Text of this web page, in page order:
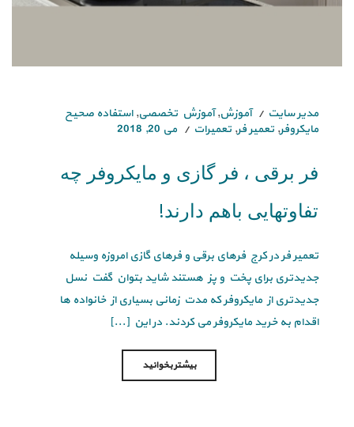
مدیر سایت آموزش,آموزش تخصصی,استفاده صحیح
مایکروفر, تعمیر فر, تعمیرات می 20, 2018
فر برقی ، فر گازی و مایکروفر چه
تفاوتهایی باهم دارند!
تعمیر فر در کرج فرهای برقی و فرهای گازی امروزه وسیله
جدیدتری برای پخت و پز هستند شاید بتوان گفت نسل
جدیدتری از مایکروفر که مدت زمانی بسیاری از خانواده ها
اقدام به خرید مایکروفر می کردند. در این [...]
بیشتر بخوانید